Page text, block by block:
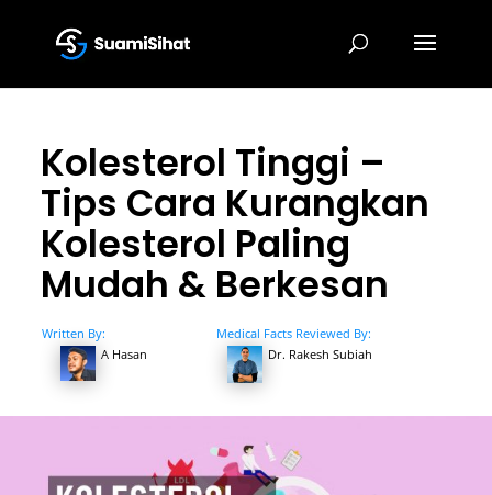
Kolesterol Tinggi –
Tips Cara Kurangkan
Kolesterol Paling
Mudah & Berkesan
Written By:
A Hasan
Medical Facts Reviewed By:
Dr. Rakesh Subiah